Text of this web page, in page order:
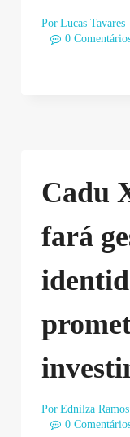
Por Lucas Tavares
0
Cadu
fará
Por Ednilza Ramos
0